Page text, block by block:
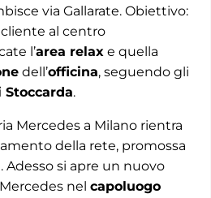
via Gallarate. Obiettivo:
al centro
l’area relax e quella
dell’officina, seguendo gli
Stoccarda.
Mercedes a Milano rientra
della rete, promossa
Adesso si apre un nuovo
nel capoluogo